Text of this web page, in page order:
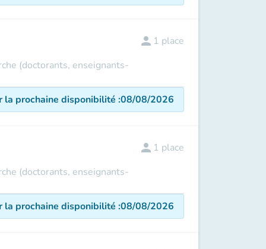
(doctorants, enseignants-
person 1 place
la prochaine disponibilité :08/08/2026
(doctorants, enseignants-
person 1 place
la prochaine disponibilité :08/08/2026